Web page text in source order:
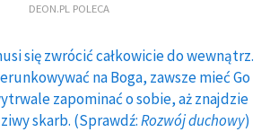
DEON.PL POLECA
się zwrócić całkowicie do wewnątrz.
na Boga, zawsze mieć Go
zapominać o sobie, aż znajdzie
skarb. (Sprawdź:Rozwój duchowy)